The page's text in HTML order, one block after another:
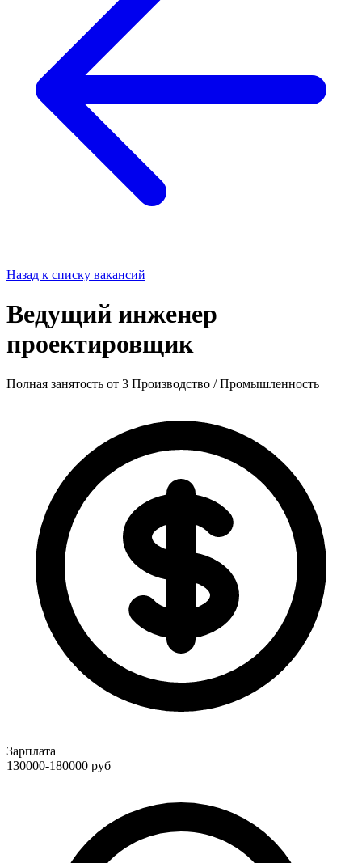
Назад к списку вакансий
Ведущий инженер
проектировщик
Полная занятость от 3 Производство / Промышленность
Зарплата
130000-180000 руб